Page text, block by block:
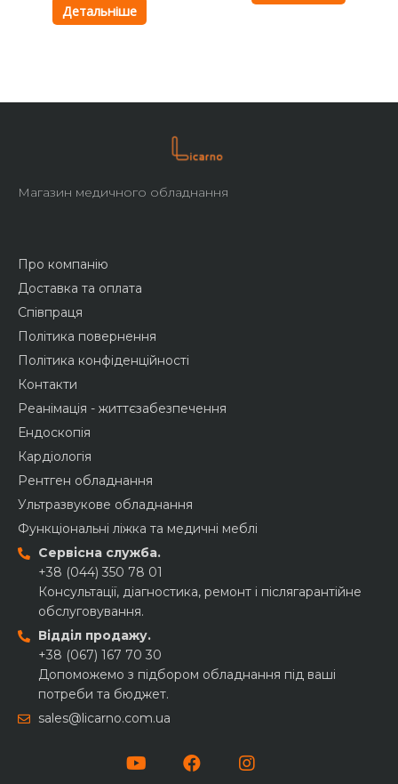
Детальніше
Магазин медичного обладнання
Про компанію
Доставка та оплата
Співпраця
Політика повернення
Політика конфіденційності
Контакти
Реанімація - життєзабезпечення
Ендоскопія
Кардіологія
Рентген обладнання
Ультразвукове обладнання
Функціональні ліжка та медичні меблі
Сервісна служба.
+38 (044) 350 78 01
Консультації, діагностика, ремонт і післягарантійне
обслуговування.
Відділ продажу.
+38 (067) 167 70 30
Допоможемо з підбором обладнання під ваші
потреби та бюджет.
sales@licarno.com.ua